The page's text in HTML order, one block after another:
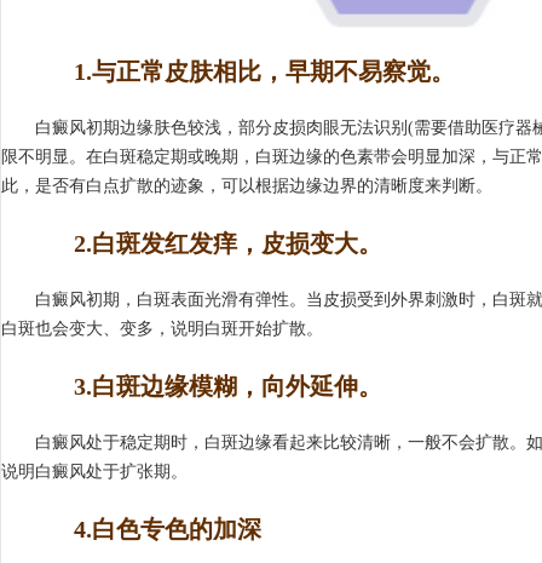
1.与正常皮肤相比，早期不易察觉。
白癜风初期边缘肤色较浅，部分皮损肉眼无法识别(需要借助医疗器
限不明显。在白斑稳定期或晚期，白斑边缘的色素带会明显加深，与正
此，是否有白点扩散的迹象，可以根据边缘边界的清晰度来判断。
2.白斑发红发痒，皮损变大。
白癜风初期，白斑表面光滑有弹性。当皮损受到外界刺激时，白斑
白斑也会变大、变多，说明白斑开始扩散。
3.白斑边缘模糊，向外延伸。
白癜风处于稳定期时，白斑边缘看起来比较清晰，一般不会扩散。
说明白癜风处于扩张期。
4.白色专色的加深